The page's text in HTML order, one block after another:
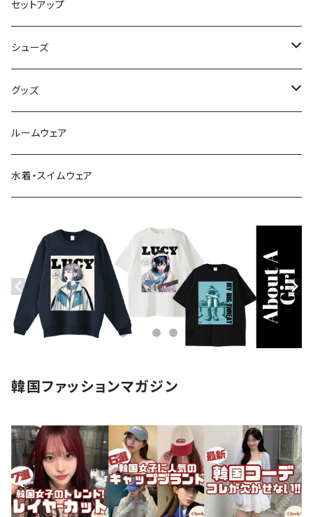
ニット・セーター
ベスト
Tシャツ
シャツ・ブラウス
パンツ
セットアップ
シューズ
ブーツ
スニーカー
サンダル
グッズ
バッグ
帽子
モバイルケース
ステッカー
ルームウェア
水着・スイムウェア
韓国ファッションマガジン